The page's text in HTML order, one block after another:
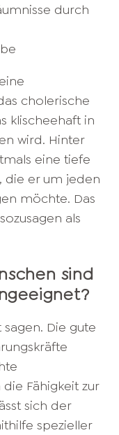
durch
cholerische
klischeehaft in
wird. Hinter
eine tiefe
die er um jeden
möchte. Das
als
sind
sagen. Die gute
Fähigkeit zur
sich der
spezieller